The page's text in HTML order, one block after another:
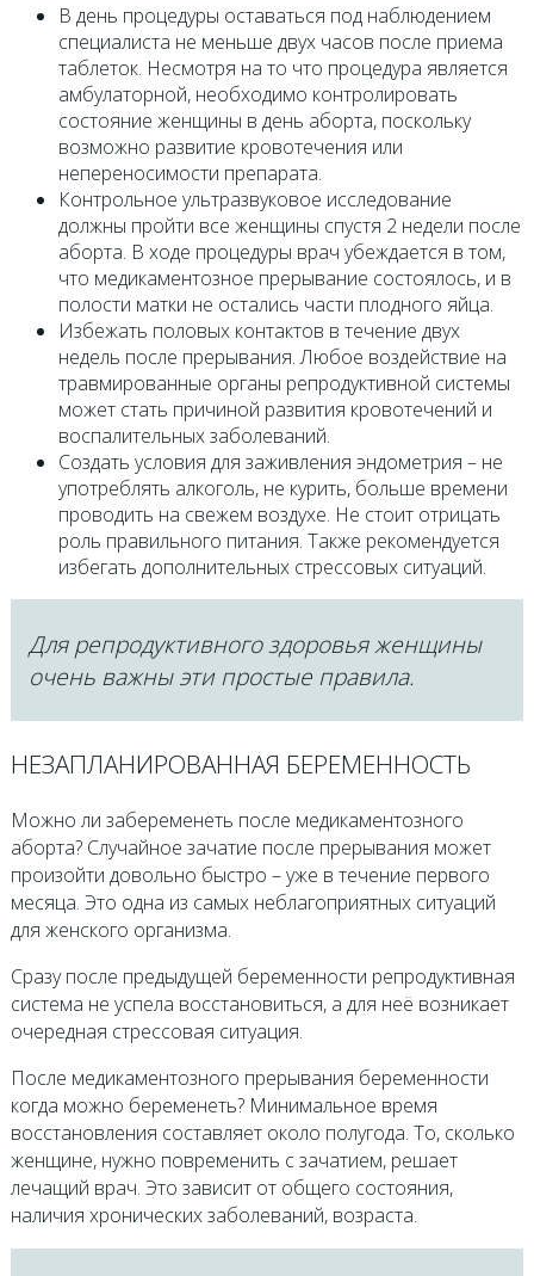
В день процедуры оставаться под наблюдением
специалиста не меньше двух часов после приема
таблеток. Несмотря на то что процедура является
амбулаторной, необходимо контролировать
состояние женщины в день аборта, поскольку
возможно развитие кровотечения или
непереносимости препарата.
Контрольное ультразвуковое исследование
должны пройти все женщины спустя 2 недели после
аборта. В ходе процедуры врач убеждается в том,
что медикаментозное прерывание состоялось, и в
полости матки не остались части плодного яйца.
Избежать половых контактов в течение двух
недель после прерывания. Любое воздействие на
травмированные органы репродуктивной системы
может стать причиной развития кровотечений и
воспалительных заболеваний.
Создать условия для заживления эндометрия – не
употреблять алкоголь, не курить, больше времени
проводить на свежем воздухе. Не стоит отрицать
роль правильного питания. Также рекомендуется
избегать дополнительных стрессовых ситуаций.
Для репродуктивного здоровья женщины
очень важны эти простые правила.
НЕЗАПЛАНИРОВАННАЯ БЕРЕМЕННОСТЬ
Можно ли забеременеть после медикаментозного
аборта? Случайное зачатие после прерывания может
произойти довольно быстро – уже в течение первого
месяца. Это одна из самых неблагоприятных ситуаций
для женского организма.
Сразу после предыдущей беременности репродуктивная
система не успела восстановиться, а для неё возникает
очередная стрессовая ситуация.
После медикаментозного прерывания беременности
когда можно беременеть? Минимальное время
восстановления составляет около полугода. То, сколько
женщине, нужно повременить с зачатием, решает
лечащий врач. Это зависит от общего состояния,
наличия хронических заболеваний, возраста.